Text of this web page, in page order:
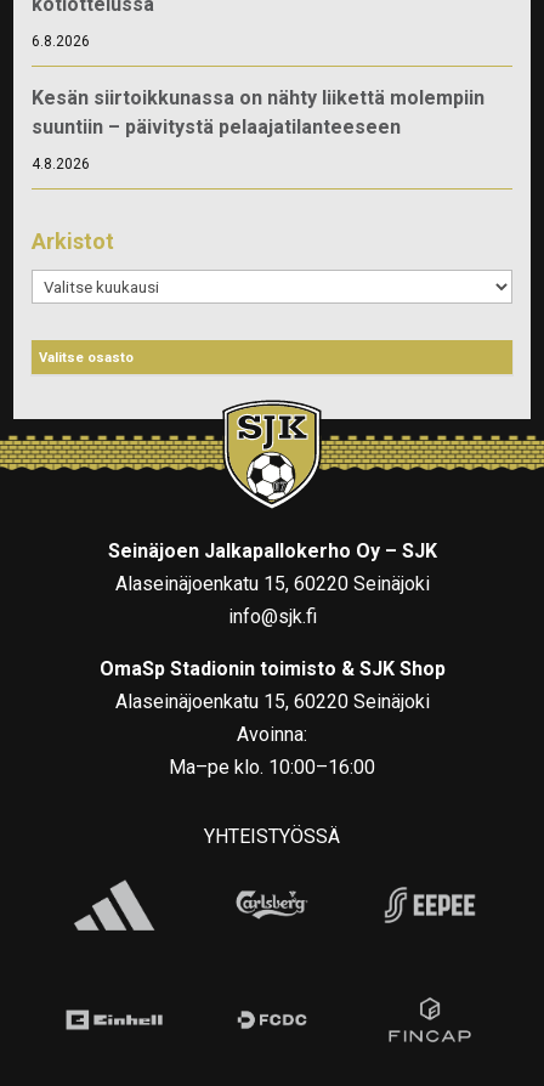
6.8.2026
Kesän siirtoikkunassa on nähty liikettä molempiin
suuntiin – päivitystä pelaajatilanteeseen
4.8.2026
Arkistot
Arkistot
Seinäjoen Jalkapallokerho Oy – SJK
Alaseinäjoenkatu 15, 60220 Seinäjoki
info@sjk.fi
OmaSp Stadionin toimisto & SJK Shop
Alaseinäjoenkatu 15, 60220 Seinäjoki
Avoinna:
Ma–pe klo. 10:00–16:00
YHTEISTYÖSSÄ